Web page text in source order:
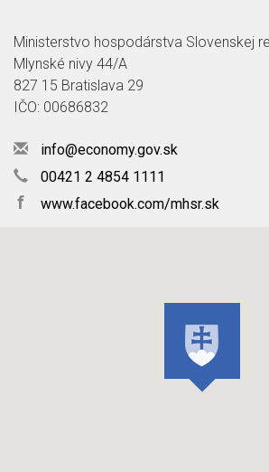
Ministerstvo hospodárstva Slovenskej
Mlynské nivy 44/A
827 15 Bratislava 29
IČO: 00686832
info@economy.gov.sk
00421 2 4854 1111
f www.facebook.com/mhsr.sk